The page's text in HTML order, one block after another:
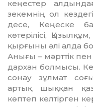
кеңестер
зекемнің ол
десе, Кеңеске
көтерілісі,
қырғыны әлі алда
Анығы – мәрттік пен
дархан бол­мысы.
сонау зұлмат
артық шық­қан
көптеп келтірген